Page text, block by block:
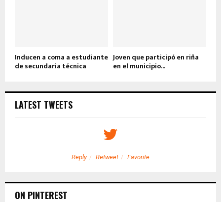
Inducen a coma a estudiante
de secundaria técnica
Joven que participó en riña
en el municipio...
LATEST TWEETS
Reply Retweet Favorite
ON PINTEREST